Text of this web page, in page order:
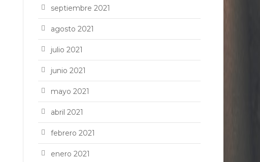
septiembre 2021
agosto 2021
julio 2021
junio 2021
mayo 2021
abril 2021
febrero 2021
enero 2021